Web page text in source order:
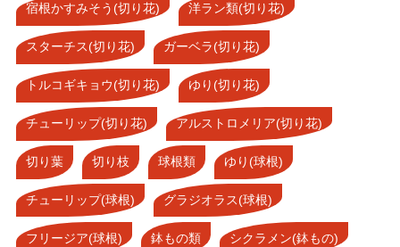
宿根かすみそう(切り花) 洋ラン類(切り花)
スターチス(切り花) ガーベラ(切り花)
トルコギキョウ(切り花) ゆり(切り花)
チューリップ(切り花) アルストロメリア(切り花)
切り葉 切り枝 球根類 ゆり(球根)
チューリップ(球根) グラジオラス(球根)
フリージア(球根) 鉢もの類 シクラメン(鉢もの)